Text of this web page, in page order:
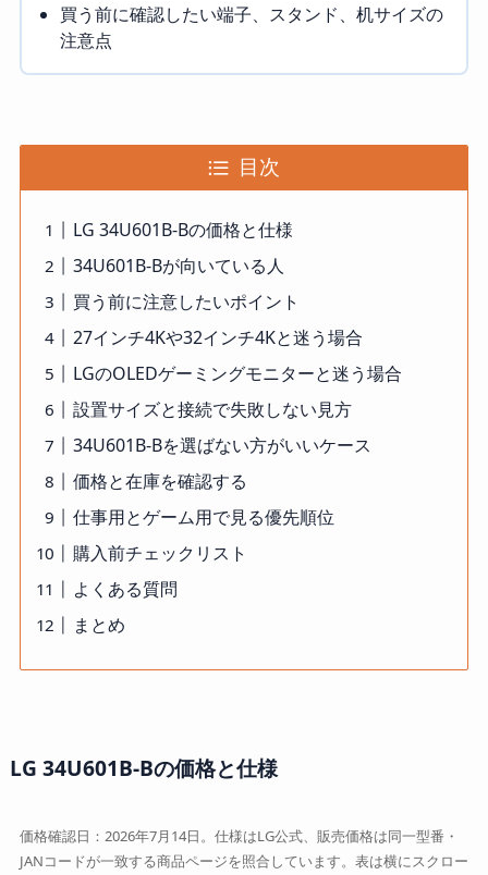
買う前に確認したい端子、スタンド、机サイズの
注意点
目次
LG 34U601B-Bの価格と仕様
34U601B-Bが向いている人
買う前に注意したいポイント
27インチ4Kや32インチ4Kと迷う場合
LGのOLEDゲーミングモニターと迷う場合
設置サイズと接続で失敗しない見方
34U601B-Bを選ばない方がいいケース
価格と在庫を確認する
仕事用とゲーム用で見る優先順位
購入前チェックリスト
よくある質問
まとめ
LG 34U601B-Bの価格と仕様
価格確認日：2026年7月14日。仕様はLG公式、販売価格は同一型番・
JANコードが一致する商品ページを照合しています。表は横にスクロー